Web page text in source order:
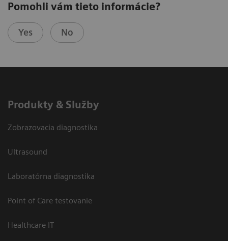
Pomohli vám tieto informácie?
Yes No
Produkty & Služby
Zobrazovacia diagnostika
Ultrasound
Laboratórna diagnostika
Point of Care testovanie
Healthcare IT